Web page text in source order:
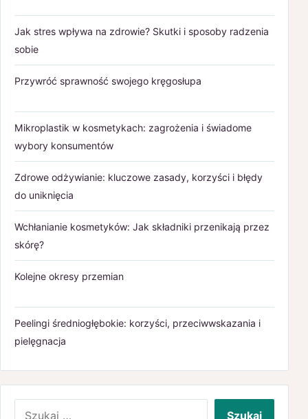
Jak stres wpływa na zdrowie? Skutki i sposoby radzenia
sobie
Przywróć sprawność swojego kręgosłupa
Mikroplastik w kosmetykach: zagrożenia i świadome
wybory konsumentów
Zdrowe odżywianie: kluczowe zasady, korzyści i błędy
do uniknięcia
Wchłanianie kosmetyków: Jak składniki przenikają przez
skórę?
Kolejne okresy przemian
Peelingi średniogłębokie: korzyści, przeciwwskazania i
pielęgnacja